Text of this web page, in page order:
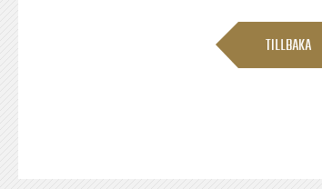
TILLBAKA